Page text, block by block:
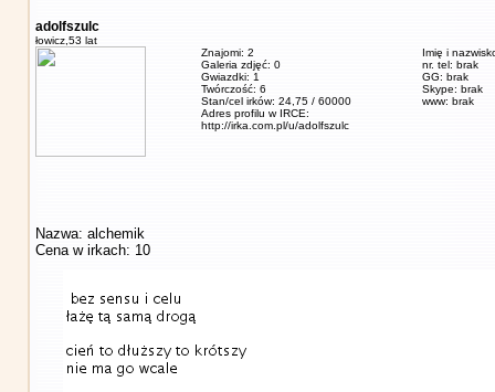
adolfszulc
łowicz, 53 lat
Znajomi: 2
Galeria zdjęć: 0
Gwiazdki: 1
Twórczość: 6
Stan/cel irków: 24,75 / 60000
Adres profilu w IRCE:
http://irka.com.pl/u/adolfszulc
Imię i
nr. tel: brak
GG: brak
Skype: brak
www: brak
Nazwa: alchemik
Cena w irkach: 10